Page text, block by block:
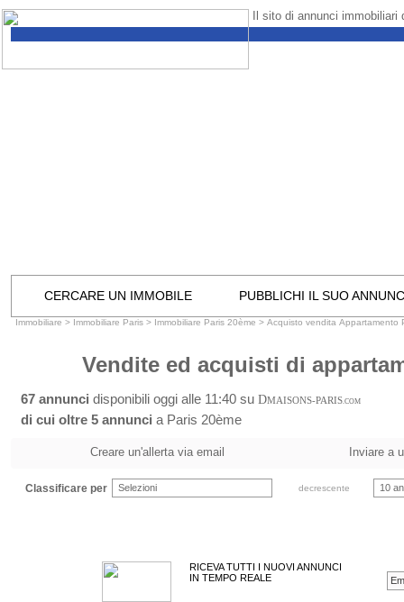
Il sito di annunci immobiliari
CERCARE UN IMMOBILE PUBBLICHI IL SUO
Immobiliare > Immobiliare Paris > Immobiliare Paris 20ème > Acquisto vendita Appartamento
Vendite ed acquisti di
67 annunci disponibili oggi alle 11:40 su DMAISONS-PARIS.COM
di cui oltre 5 annunci a Paris 20ème
Creare un'allerta via email Inviare a
Classificare per Selezioni decrescente 10
RICEVA TUTTI I NUOVI ANNUNCI
IN TEMPO REALE